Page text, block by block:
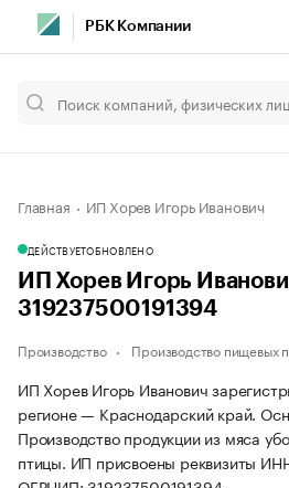
РБК Компании
Главная ИП Хорев Игорь Иванович
ДЕЙСТВУЕТОБНОВЛЕНО
ИП Хорев Игорь
319237500191394
Производство Производство пищевых
ИП Хорев Игорь Иванович
регионе — Краснодарский край.
Производство продукции из мяса
птицы. ИП присвоены реквизиты